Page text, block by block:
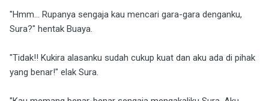
"Hmm... Rupanya sengaja kau mencari gara-gara denganku,
Sura?" hentak Buaya.
"Tidak!! Kukira alasanku sudah cukup kuat dan aku ada di pihak
yang benar!" elak Sura.